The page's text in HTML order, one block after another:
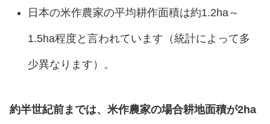
日本の米作農家の平均耕作面積は約1.2ha～
1.5ha程度と言われています（統計によって多
少異なります）。
約半世紀前までは、米作農家の場合耕地面積が2ha